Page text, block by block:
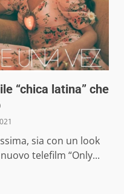
“chica latina” che
sia con un look
telefilm “Only...